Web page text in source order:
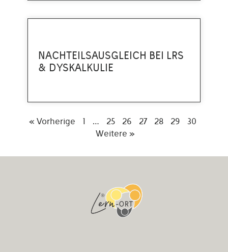
NACHTEILSAUSGLEICH BEI LRS
& DYSKALKULIE
« Vorherige 1 … 25 26 27 28 29
30
Weitere »